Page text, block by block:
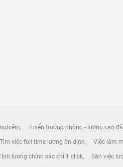
Tuyển trưởng phòng - lương cao
Tìm việc full time lương ổn định Việc làm
lương chính xác chỉ 1 click Săn việc